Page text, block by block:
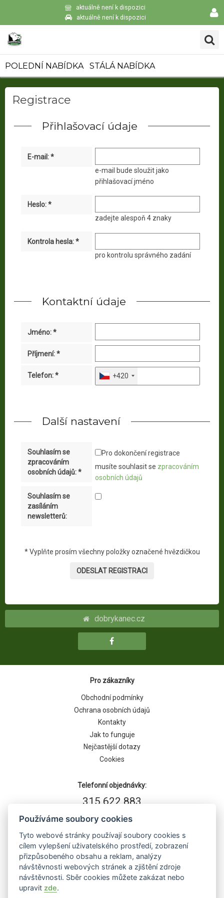
aktuálně není k dispozici
aktuálně není k dispozici
POLEDNÍ NABÍDKA STÁLÁ NABÍDKA
Registrace
Přihlašovací údaje
E-mail: *
e-mail bude sloužit jako
přihlašovací jméno
Heslo: *
zadejte alespoň 4 znaky
Kontrola hesla: *
pro kontrolu správného zadání
Kontaktní údaje
Jméno: *
Příjmení: *
Telefon: * +420
Další nastavení
Souhlasím se
zpracováním
osobních údajů: *
Pro dokončení registrace
musíte souhlasit se zpracováním
osobních údajů
Souhlasím se
zasíláním
newsletterů:
*Vyplňte prosím všechny položky označené hvězdičkou
dobrykanec.cz
Pro zákazníky
Obchodní podmínky
Ochrana osobních údajů
Kontakty
Jak to funguje
Nejčastější dotazy
Cookies
Telefonní objednávky:
315 622 883
Používáme soubory cookies
Tyto webové stránky používají soubory cookies s
cílem vylepšení uživatelského prostředí, zobrazení
přizpůsobeného obsahu a reklam, analýzy
návštěvnosti webových stránek a zjištění zdroje
návštěvnosti. Sběr cookies můžete zakázat nebo
upravit zde.